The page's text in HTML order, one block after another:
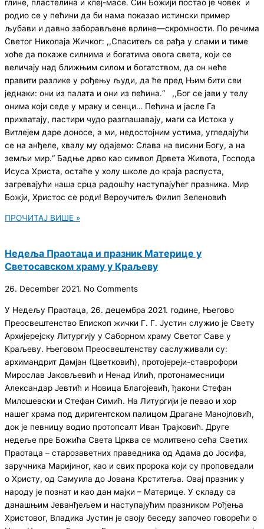
глине, пластелина и клеј-масе. Син Божији постао је човек и
родио се у пећини да би нама показао истински пример
љубави и давно заборављене врлине—скромности. По речима
Светог Николаја Жичког: ,,Спаситељ се рађа у слами и тиме
хоће да покаже силнима и богатима овога света, који се
величају над ближњим силом и богатством, да он неће
правити разлике у рођењу људи, да ће пред Њим бити сви
једнаки: они из палата и они из пећина.“ ,,Бог се јави у телу
онима који седе у мраку и сенци… Пећина и јасле Га
прихватају, пастири чудо разглашавају, маги са Истока у
Витлејем даре доносе, а ми, недостојним устима, угледајући
се на анђеле, хвалу му одајемо: Слава на висини Богу, а на
земљи мир.“ Бадње дрво као символ Дрвета Живота, Господа
Исуса Христа, остаће у холу школе до краја распуста,
загревајући наша срца радошћу наступајућег празника. Мир
Божји, Христос се роди! Вероучитељ Филип Зеленовић
ПРОЧИТАЈ ВИШЕ »
Недеља Праотаца и празник Материце у
Светосавском храму у Краљеву
26. December 2021. No Comments
У Недељу Праотаца, 26. децембра 2021. године, Његово
Преосвештенство Епископ жички Г. Г. Јустин служио је Свету
Архијерејску Литургију у Саборном храму Светог Саве у
Краљеву. Његовом Преосвештенству саслуживали су:
архимандрит Дамјан (Цветковић), протојереји-ставрофори
Мирослав Јаковљевић и Ненад Илић, протонамесници
Александар Јевтић и Новица Благојевић, ђакони Стефан
Милошевски и Стефан Симић. На Литургији је певао и хор
нашег храма под диригентском палицом Драгане Манојловић,
док је певницу водио протопсалт Иван Трајковић. Друге
недеље пре Божића Света Црква се молитвено сећа Светих
Праотаца – старозаветних праведника од Адама до Јосифа,
заручника Маријиног, као и свих пророка који су проповедали
о Христу, од Самуила до Јована Крститеља. Овај празник у
народу је познат и као дан мајки – Материце. У складу са
данашњим Јеванђељем и наступајућим празником Рођења
Христовог, Владика Јустин је своју беседу започео говорећи о